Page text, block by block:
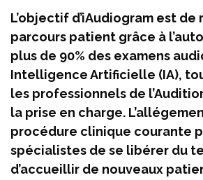
L’objectif d’iAudiogram est
parcours patient grâce à
plus de 90% des examens
Intelligence Artificielle (IA),
les professionnels de
la prise en charge.
procédure clinique courante
spécialistes de se libérer du
d’accueillir de nouveaux